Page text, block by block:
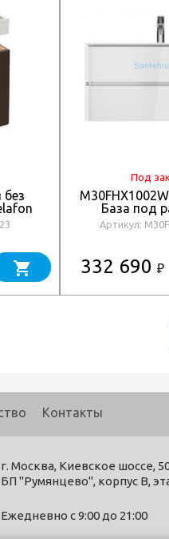
Под
База под
подвесная,
белый,
Артикул:
332 690 ₽
Контакты
г. Москва, Киевское шоссе,
БП "Румянцево", корпус В,
Ежедневно с 9:00 до 21:00